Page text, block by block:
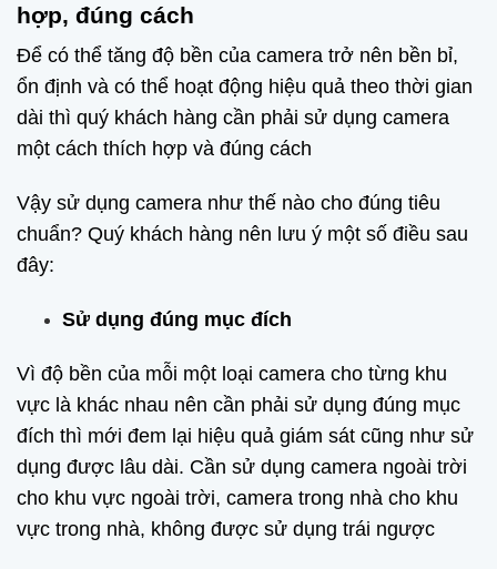
hợp, đúng cách
Để có thể tăng độ bền của camera trở nên bền bỉ,
ổn định và có thể hoạt động hiệu quả theo thời gian
dài thì quý khách hàng cần phải sử dụng camera
một cách thích hợp và đúng cách
Vậy sử dụng camera như thế nào cho đúng tiêu
chuẩn? Quý khách hàng nên lưu ý một số điều sau
đây:
Sử dụng đúng mục đích
Vì độ bền của mỗi một loại camera cho từng khu
vực là khác nhau nên cần phải sử dụng đúng mục
đích thì mới đem lại hiệu quả giám sát cũng như sử
dụng được lâu dài. Cần sử dụng camera ngoài trời
cho khu vực ngoài trời, camera trong nhà cho khu
vực trong nhà, không được sử dụng trái ngược